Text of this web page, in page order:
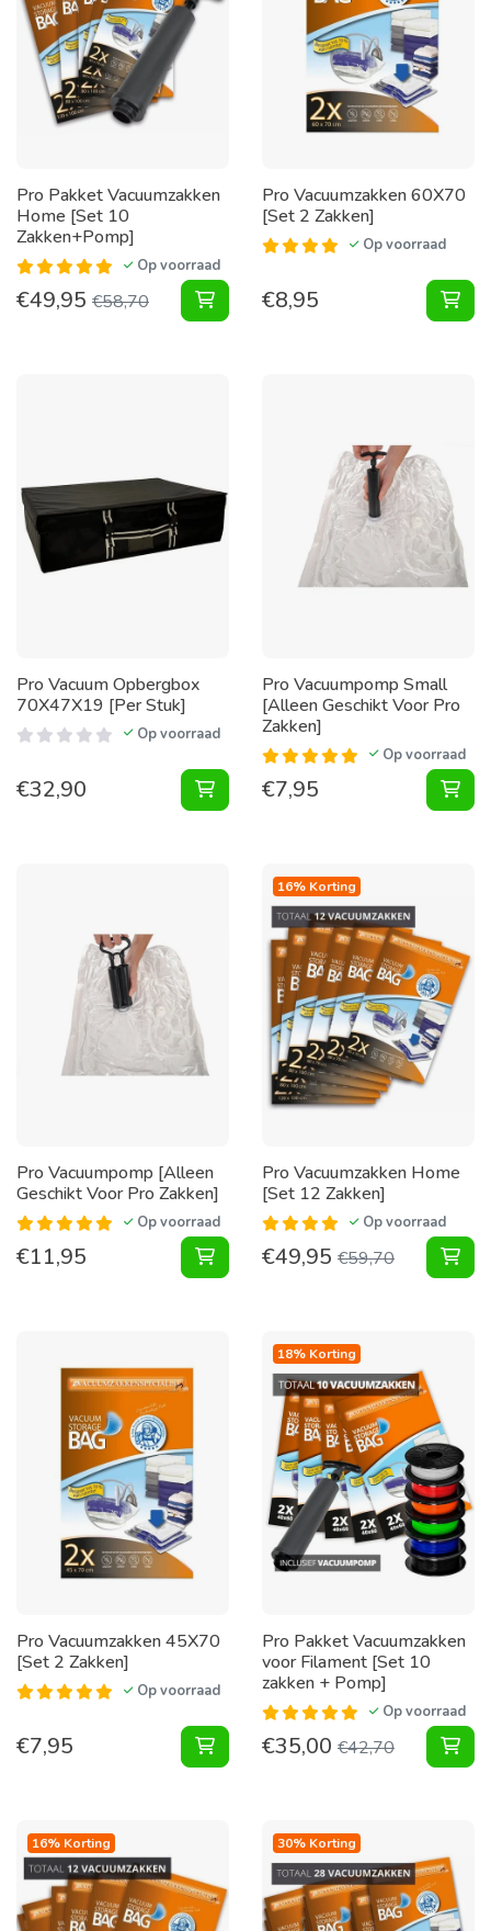
Pro Pakket Vacuumzakken
Home [Set 10
Zakken+Pomp]
Op voorraad
€49,95 €58,70 Pakket Vacuumzakken Home [Set
Pro Vacuumzakken 60X70
[Set 2 Zakken]
Op voorraad
€8,95
Pro Vacuum Opbergbox
70X47X19 [Per Stuk]
Op voorraad
€32,90 Vacuum Opbergbox 70X47X19
Pro Vacuumpomp Small
[Alleen Geschikt Voor Pro
Zakken]
Op voorraad
€7,95
Pro Vacuumpomp [Alleen
Geschikt Voor Pro Zakken]
Op voorraad
€11,95 Vacuumpomp [Alleen Geschikt
16% Korting
Pro Vacuumzakken Home
[Set 12 Zakken]
Op voorraad
€49,95 €59,70
Pro Vacuumzakken 45X70
[Set 2 Zakken]
Op voorraad
€7,95 Vacuumzakken 45X70 [Set 2
18% Korting
Pro Pakket Vacuumzakken
voor Filament [Set 10
zakken + Pomp]
Op voorraad
€35,00 €42,70
16% Korting 30% Korting